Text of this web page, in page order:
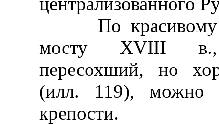
По красивому
мосту XVIII в.,
пересохший, но
(илл. 119), можно
крепости.